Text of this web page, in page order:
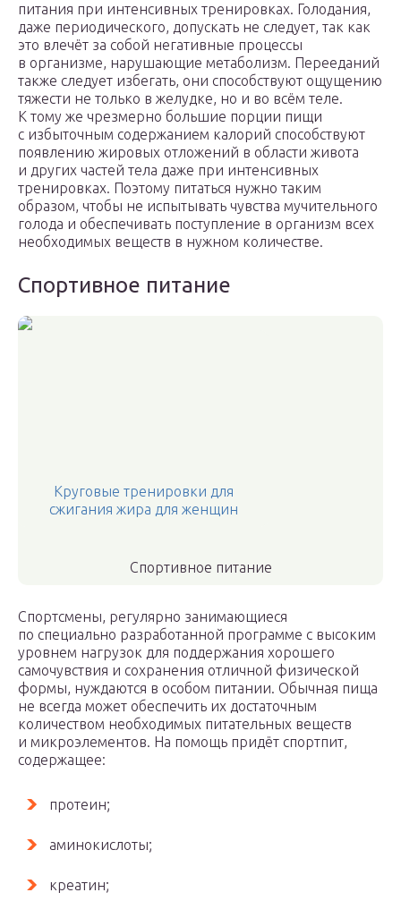
питания при интенсивных тренировках. Голодания,
даже периодического, допускать не следует, так как
это влечёт за собой негативные процессы
в организме, нарушающие метаболизм. Перееданий
также следует избегать, они способствуют ощущению
тяжести не только в желудке, но и во всём теле.
К тому же чрезмерно большие порции пищи
с избыточным содержанием калорий способствуют
появлению жировых отложений в области живота
и других частей тела даже при интенсивных
тренировках. Поэтому питаться нужно таким
образом, чтобы не испытывать чувства мучительного
голода и обеспечивать поступление в организм всех
необходимых веществ в нужном количестве.
Спортивное питание
Круговые тренировки для
сжигания жира для женщин
Спортивное питание
Спортсмены, регулярно занимающиеся
по специально разработанной программе с высоким
уровнем нагрузок для поддержания хорошего
самочувствия и сохранения отличной физической
формы, нуждаются в особом питании. Обычная пища
не всегда может обеспечить их достаточным
количеством необходимых питательных веществ
и микроэлементов. На помощь придёт спортпит,
содержащее:
протеин;
аминокислоты;
креатин;